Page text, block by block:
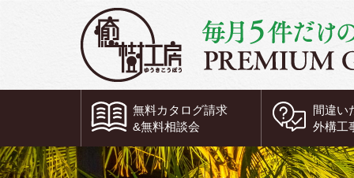
無料カタログ請求
&無料相談会
間違い
外構工